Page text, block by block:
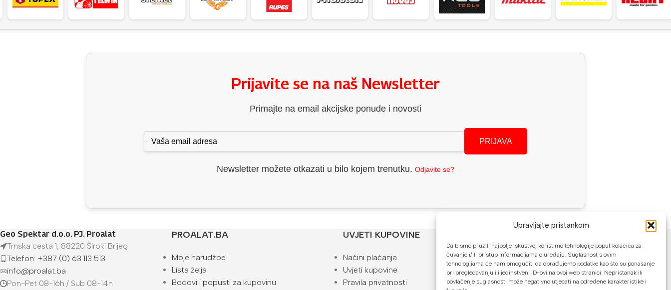
Upravljajte pristankom
Da bismo pružili najbolje iskustvo, koristimo tehnologije poput kolačića za
čuvanje i/ili pristup informacijama o uređaju. Suglasnost s ovim
tehnologijama će nam omogućiti da obrađujemo podatke kao što su ponašanje
pri pregledavanju ili jedinstveni ID-ovi na ovoj web stranici. Nepristanak ili
povlačenje suglasnosti može negativno utjecati na određene karakteristike i
Prijavite se na naš Newsletter
Primajte na email akcijske ponude i novosti
PRIJAVA
Newsletter možete otkazati u bilo kojem trenutku. Odjavite se?
Geo Spektar d.o.o. PJ. Proalat
Trnska cesta 1, 88220 Široki Brijeg
Telefon: +387 (0) 63 113 513
info@proalat.ba
Pon-Pet 08-16h / Sub 08-14h
PROALAT.BA
Moje narudžbe
Lista želja
Bodovi i popusti za kupovinu
UVJETI KUPOVINE
Načini plaćanja
Uvjeti kupovine
Pravila privatnosti
U našoj web trgovini možete platiti:
Kreditnim karticama jednokratno ili do